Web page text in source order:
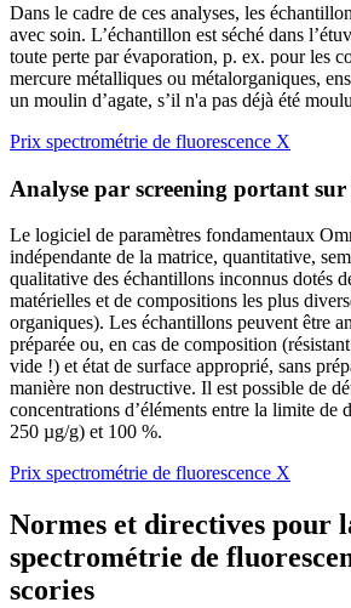
Dans le cadre de ces analyses, les
avec soin. L’échantillon est séché dans
toute perte par évaporation, p. ex. pour les
mercure métalliques ou métalorganiques,
un moulin d’agate, s’il n'a pas déjà été
Prix spectrométrie de fluorescence X
Analyse par screening portant sur
Le logiciel de paramètres fondamentaux
indépendante de la matrice, quantitative,
qualitative des échantillons inconnus dotés
matérielles et de compositions les plus
organiques). Les échantillons peuvent être
préparée ou, en cas de composition
vide !) et état de surface approprié, sans
manière non destructive. Il est possible de
concentrations d’éléments entre la limite de
250 µg/g) et 100 %.
Prix spectrométrie de fluorescence X
Normes et directives pour
spectrométrie de
scories